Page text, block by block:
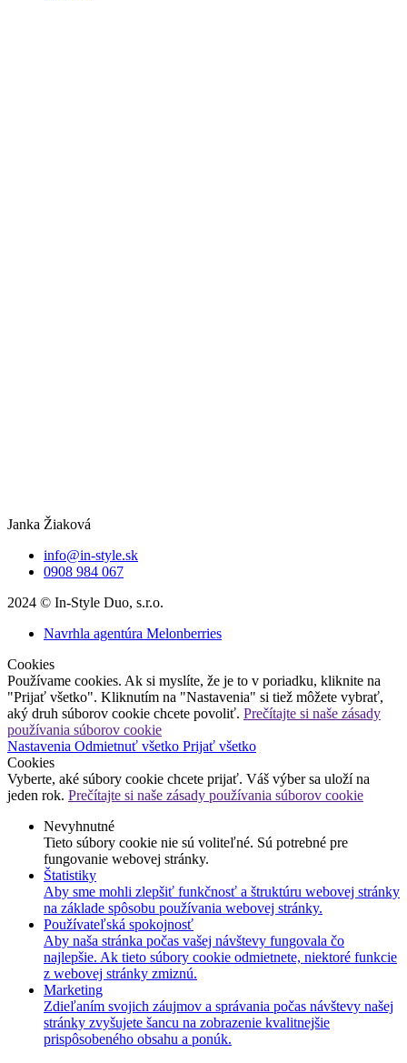
Janka Žiaková
info@in-style.sk
0908 984 067
2024 © In-Style Duo, s.r.o.
Navrhla agentúra Melonberries
Cookies
Používame cookies. Ak si myslíte, že je to v poriadku, kliknite na
"Prijať všetko". Kliknutím na "Nastavenia" si tiež môžete vybrať,
aký druh súborov cookie chcete povoliť. Prečítajte si naše zásady
používania súborov cookie
Nastavenia Odmietnuť všetko Prijať všetko
Cookies
Vyberte, aké súbory cookie chcete prijať. Váš výber sa uloží na
jeden rok. Prečítajte si naše zásady používania súborov cookie
Nevyhnutné
Tieto súbory cookie nie sú voliteľné. Sú potrebné pre
fungovanie webovej stránky.
Štatistiky
Aby sme mohli zlepšiť funkčnosť a štruktúru webovej stránky
na základe spôsobu používania webovej stránky.
Používateľská spokojnosť
Aby naša stránka počas vašej návštevy fungovala čo
najlepšie. Ak tieto súbory cookie odmietnete, niektoré funkcie
z webovej stránky zmiznú.
Marketing
Zdieľaním svojich záujmov a správania počas návštevy našej
stránky zvyšujete šancu na zobrazenie kvalitnejšie
prispôsobeného obsahu a ponúk.